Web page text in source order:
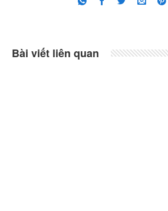
Bài viết liên quan